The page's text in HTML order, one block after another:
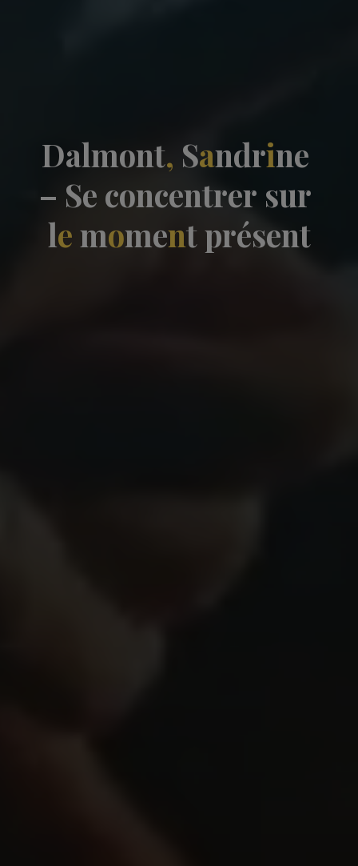
Dalmont, Sandrine
– Se concentrer sur
lemomentprésent